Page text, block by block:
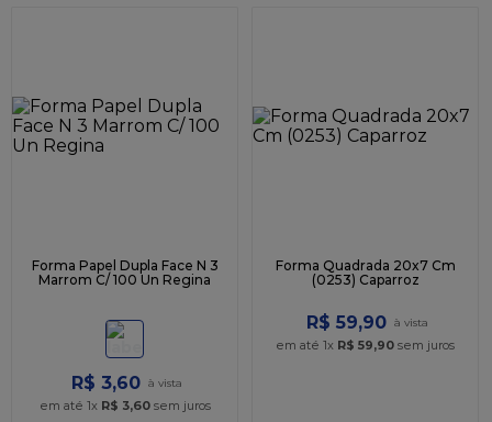
Forma Papel Dupla Face N 3
Marrom C/ 100 Un Regina
R$ 3,60
em até 1x R$ 3,60sem juros
Forma Quadrada 20x7 Cm
(0253) Caparroz
R$ 59,90
em até 1x R$ 59,90 sem juros